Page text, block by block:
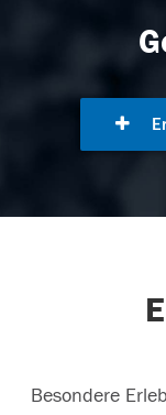
Besondere